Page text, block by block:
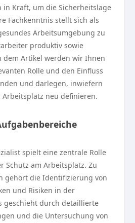
Kraft, um die Sicherheitslage
Fachkenntnis stellt sich als
Arbeitsumgebung zu
produktiv sowie
Artikel werden wir Ihnen
Rolle und den Einfluss
und darlegen, inwiefern
Arbeitsplatz neu definieren.
spielt eine zentrale Rolle
Schutz am Arbeitsplatz. Zu
gehört die Identifizierung von
und Risiken in der
geschieht durch detaillierte
und die Untersuchung von